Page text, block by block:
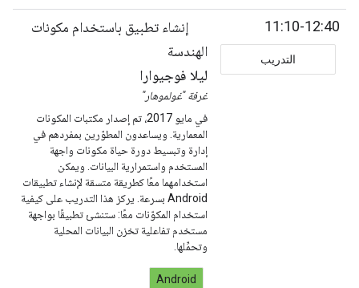
11:10-12:40
التدريب
إنشاء تطبيق باستخدام مكونات
الهندسة
ليلا فوجيوارا
غرفة "غولموهار"
في مايو 2017، تم إصدار مكتبات المكونات
المعمارية. ويساعدون المطوّرين بمفردهم في
إدارة وتبسيط دورة حياة مكونات واجهة
المستخدم واستمرارية البيانات. ويمكن
استخدامهما معًا كطريقة متسقة لإنشاء تطبيقات
Android بسرعة. يركز هذا التدريب على كيفية
استخدام المكوّنات معًا: ستنشئ تطبيقًا بواجهة
مستخدم تفاعلية تخزن البيانات المحلية
وتحمِّلها.
Android